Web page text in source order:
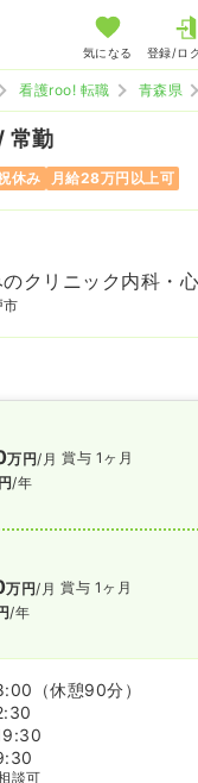
気になる 登録/ロ
看護roo! 転職 青森県
常勤
休み 月給28万円以上可
クリニック内科・
市
万円/月
/年
賞与 1ヶ月
万円/月
/年
賞与 1ヶ月
（休憩90分）
談可